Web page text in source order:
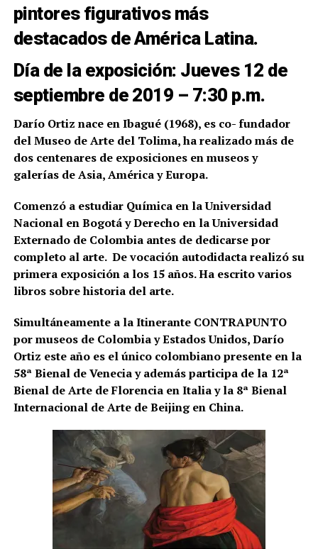
pintores figurativos más
destacados de América Latina.
Día de la exposición: Jueves 12 de
septiembre de 2019 – 7:30 p.m.
Darío Ortiz nace en Ibagué (1968), es co- fundador
del Museo de Arte del Tolima, ha realizado más de
dos centenares de exposiciones en museos y
galerías de Asia, América y Europa.
Comenzó a estudiar Química en la Universidad
Nacional en Bogotá y Derecho en la Universidad
Externado de Colombia antes de dedicarse por
completo al arte. De vocación autodidacta realizó su
primera exposición a los 15 años. Ha escrito varios
libros sobre historia del arte.
Simultáneamente a la Itinerante CONTRAPUNTO
por museos de Colombia y Estados Unidos,Darío
Ortiz este año es el único colombiano presente en la
58ª Bienal de Venecia y además participa de la 12ª
Bienal de Arte de Florencia en Italia y la 8ª Bienal
Internacional de Arte de Beijing en China.